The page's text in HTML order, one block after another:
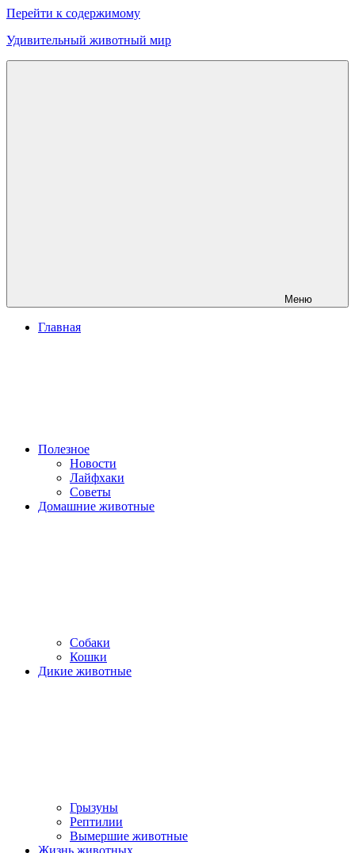
Перейти к содержимому
Удивительный животный мир
Меню
Главная
Полезное
Новости
Лайфхаки
Советы
Домашние животные
Собаки
Кошки
Дикие животные
Грызуны
Рептилии
Вымершие животные
Жизнь животных